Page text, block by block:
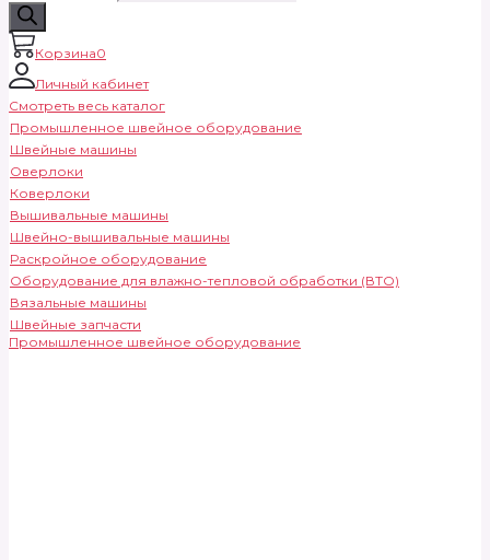
Корзина0
Личный кабинет
Смотреть весь каталог
Промышленное швейное оборудование
Швейные машины
Оверлоки
Коверлоки
Вышивальные машины
Швейно-вышивальные машины
Раскройное оборудование
Оборудование для влажно-тепловой обработки (ВТО)
Вязальные машины
Швейные запчасти
Промышленное швейное оборудование